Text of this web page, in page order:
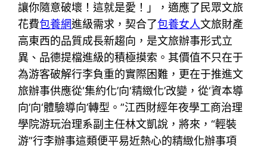
讓你隨意破壞！這就是愛！」，適應了民眾文旅
花費包養網進級需求，契合了包養女人文旅財產
高東西的品質成長新趨向，是文旅辦事形式立
異、品德提檔進級的積極摸索。其價值不只在于
為游客破解行李負重的實際困難，更在于推進文
旅辦事供應從‘集約化’向‘精緻化’改變，從‘資本導
向’向‘體驗導向’轉型。”江西財經年夜學工商治理
學院游玩治理系副主任林文凱說，將來，“輕裝
游”行李辦事這類便平易近熱心的精緻化辦事項